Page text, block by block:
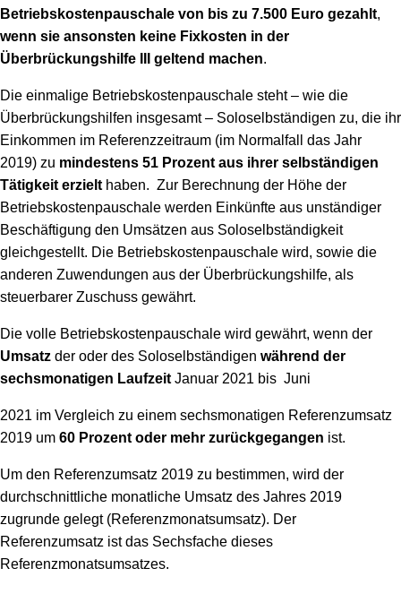
Betriebskostenpauschale von bis zu 7.500 Euro gezahlt,
wenn sie ansonsten keine Fixkosten in der
Überbrückungshilfe III geltend machen.
Die einmalige Betriebskostenpauschale steht – wie die
Überbrückungshilfen insgesamt – Soloselbständigen zu, die ihr
Einkommen im Referenzzeitraum (im Normalfall das Jahr
2019) zu mindestens 51 Prozent aus ihrer selbständigen
Tätigkeit erzielt haben. Zur Berechnung der Höhe der
Betriebskostenpauschale werden Einkünfte aus unständiger
Beschäftigung den Umsätzen aus Soloselbständigkeit
gleichgestellt. Die Betriebskostenpauschale wird, sowie die
anderen Zuwendungen aus der Überbrückungshilfe, als
steuerbarer Zuschuss gewährt.
Die volle Betriebskostenpauschale wird gewährt, wenn der
Umsatz der oder des Soloselbständigen während der
sechsmonatigen Laufzeit Januar 2021 bis Juni
2021 im Vergleich zu einem sechsmonatigen Referenzumsatz
2019 um 60 Prozent oder mehr zurückgegangen ist.
Um den Referenzumsatz 2019 zu bestimmen, wird der
durchschnittliche monatliche Umsatz des Jahres 2019
zugrunde gelegt (Referenzmonatsumsatz). Der
Referenzumsatz ist das Sechsfache dieses
Referenzmonatsumsatzes.